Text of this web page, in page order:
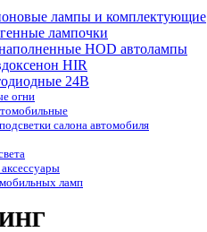
лампы и комплектующие
лампочки
HOD автолампы
HIR
24B
огни
салона автомобиля
ламп